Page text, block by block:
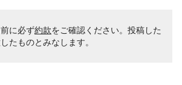
に必ず約款をご確認ください。投稿した
たものとみなします。